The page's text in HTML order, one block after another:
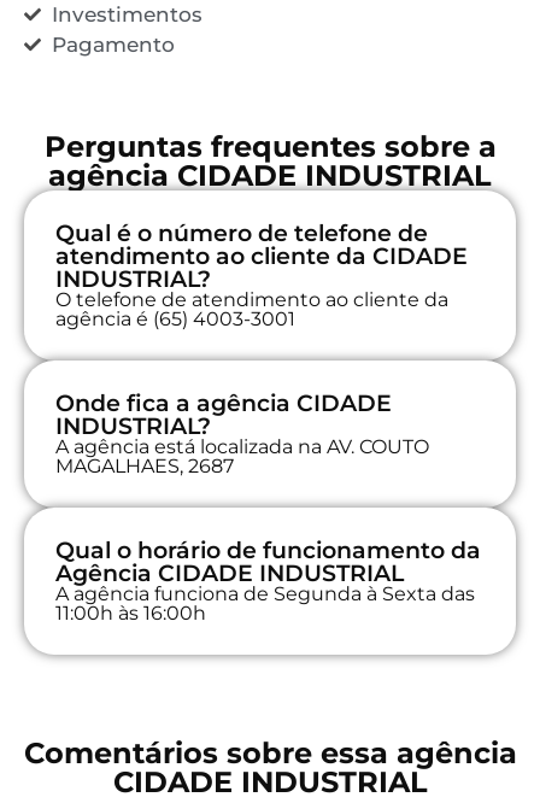
Investimentos
Pagamento
Perguntas frequentes sobre a
agência CIDADE INDUSTRIAL
Qual é o número de telefone de
atendimento ao cliente da CIDADE
INDUSTRIAL?
O telefone de atendimento ao cliente da
agência é (65) 4003-3001
Onde fica a agência CIDADE
INDUSTRIAL?
A agência está localizada na AV. COUTO
MAGALHAES, 2687
Qual o horário de funcionamento da
Agência CIDADE INDUSTRIAL
A agência funciona de Segunda à Sexta das
11:00h às 16:00h
Comentários sobre essa agência
CIDADE INDUSTRIAL